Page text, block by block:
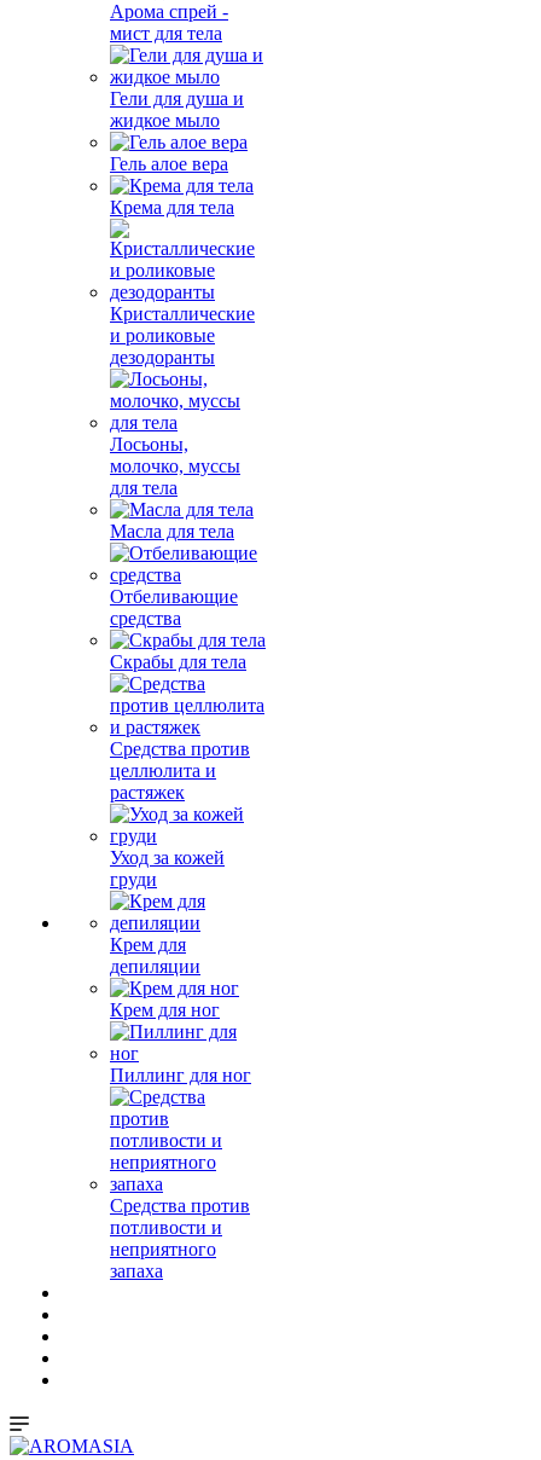
Арома спрей -
мист для тела
Гели для душа и
жидкое мыло
Гель алое вера
Крема для тела
Кристаллические
и роликовые
дезодоранты
Лосьоны,
молочко, муссы
для тела
Масла для тела
Отбеливающие
средства
Скрабы для тела
Средства против
целлюлита и
растяжек
Уход за кожей
груди
Крем для
депиляции
Крем для ног
Пиллинг для ног
Средства против
потливости и
неприятного
запаха